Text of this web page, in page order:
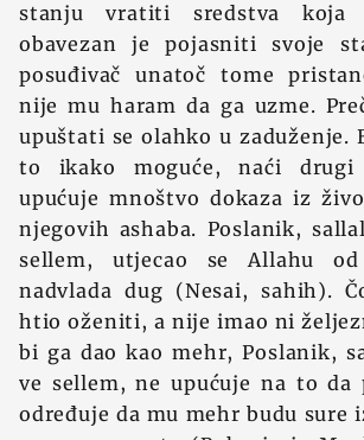
stanju vratiti sredstva koja
obavezan je pojasniti svoje
posuđivač unatoč tome
nije mu haram da ga uzme.
upuštati se olahko u zaduženje.
to ikako moguće, naći
upućuje mnoštvo dokaza iz
njegovih ashaba. Poslanik,
sellem, utjecao se Allahu
nadvlada dug (Nesai, sahih).
htio oženiti, a nije imao ni
bi ga dao kao mehr, Poslanik,
ve sellem, ne upućuje na to da
određuje da mu mehr budu sure